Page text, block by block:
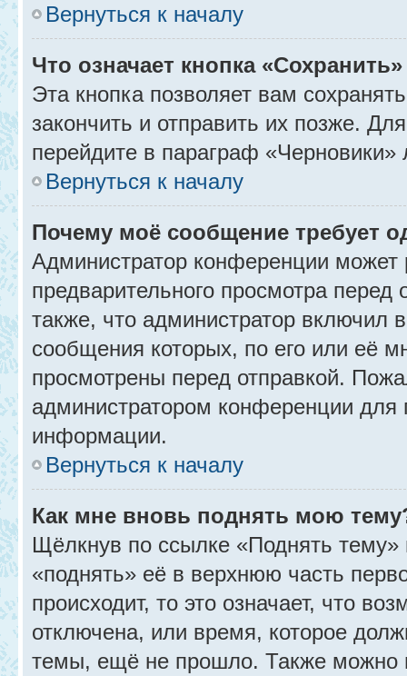
Вернуться к началу
Что означает кнопка
Эта кнопка позволяет вам
закончить и отправить их позже.
перейдите в параграф «Черновики»
Вернуться к началу
Почему моё сообщение требует
Администратор конференции
предварительного просмотра
также, что администратор включил
сообщения которых, по его или её
просмотрены перед отправкой.
администратором конференции для
информации.
Вернуться к началу
Как мне вновь поднять мою
Щёлкнув по ссылке «Поднять
«поднять» её в верхнюю часть
происходит, то это означает, что
отключена, или время, которое
темы, ещё не прошло. Также можно